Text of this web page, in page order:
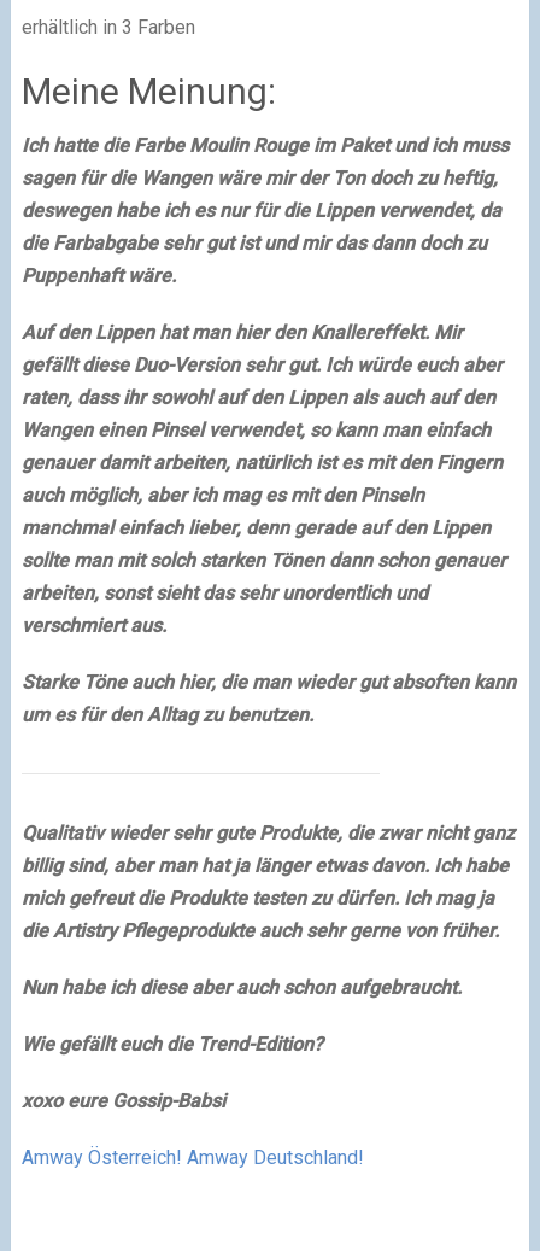
erhältlich in 3 Farben
Meine Meinung:
Ich hatte die Farbe Moulin Rouge im Paket und ich muss
sagen für die Wangen wäre mir der Ton doch zu heftig,
deswegen habe ich es nur für die Lippen verwendet, da
die Farbabgabe sehr gut ist und mir das dann doch zu
Puppenhaft wäre.
Auf den Lippen hat man hier den Knallereffekt. Mir
gefällt diese Duo-Version sehr gut. Ich würde euch aber
raten, dass ihr sowohl auf den Lippen als auch auf den
Wangen einen Pinsel verwendet, so kann man einfach
genauer damit arbeiten, natürlich ist es mit den Fingern
auch möglich, aber ich mag es mit den Pinseln
manchmal einfach lieber, denn gerade auf den Lippen
sollte man mit solch starken Tönen dann schon genauer
arbeiten, sonst sieht das sehr unordentlich und
verschmiert aus.
Starke Töne auch hier, die man wieder gut absoften kann
um es für den Alltag zu benutzen.
Qualitativ wieder sehr gute Produkte, die zwar nicht ganz
billig sind, aber man hat ja länger etwas davon. Ich habe
mich gefreut die Produkte testen zu dürfen. Ich mag ja
die Artistry Pflegeprodukte auch sehr gerne von früher.
Nun habe ich diese aber auch schon aufgebraucht.
Wie gefällt euch die Trend-Edition?
xoxo eure Gossip-Babsi
Amway Österreich! Amway Deutschland!